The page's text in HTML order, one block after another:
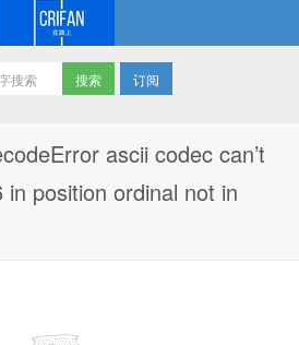
订阅
ascii codec can’t
position ordinal not in